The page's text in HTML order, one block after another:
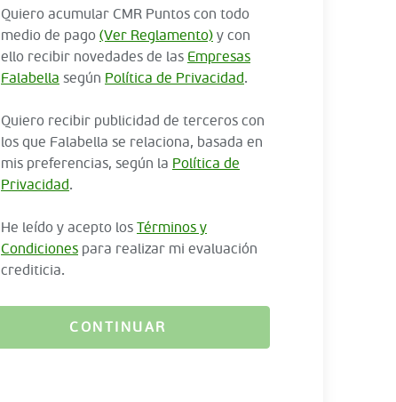
Quiero acumular CMR Puntos con todo
medio de pago (Ver Reglamento) y con
ello recibir novedades de las Empresas
Falabella según Política de Privacidad.
Quiero recibir publicidad de terceros con
los que Falabella se relaciona, basada en
mis preferencias, según la Política de
Privacidad.
He leído y acepto los Términos y
Condiciones para realizar mi evaluación
crediticia.
CONTINUAR